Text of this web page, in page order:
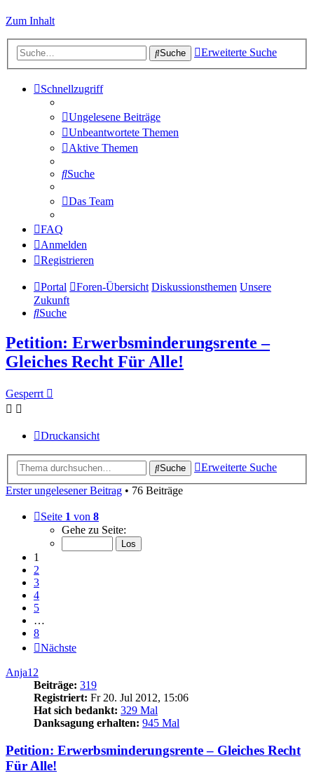
Zum Inhalt
Suche Erweiterte Suche
Schnellzugriff
Ungelesene Beiträge
Unbeantwortete Themen
Aktive Themen
Suche
Das Team
FAQ
Anmelden
Registrieren
Portal Foren-Übersicht Diskussionsthemen Unsere
Zukunft
Suche
Petition: Erwerbsminderungsrente –
Gleiches Recht Für Alle!
Gesperrt
Druckansicht
Suche
Erweiterte Suche
Erster ungelesener Beitrag • 76 Beiträge
Seite 1 von 8
Gehe zu Seite:
1
2
3
4
5
…
8
Nächste
Anja12
Beiträge: 319
Registriert: Fr 20. Jul 2012, 15:06
Hat sich bedankt: 329 Mal
Danksagung erhalten: 945 Mal
Petition: Erwerbsminderungsrente – Gleiches Recht
Für Alle!